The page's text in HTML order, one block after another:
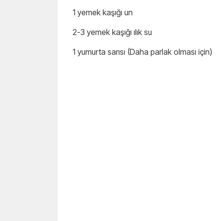
1 yemek kaşığı un
2-3 yemek kaşığı ılık su
1 yumurta sarısı (Daha parlak olması için)